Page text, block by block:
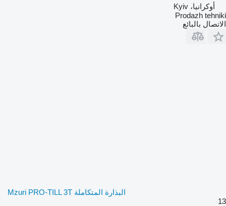
أوكرانيا، Kyiv
Prodazh tehniki
الاتصال بالبائع
البذارة المتكاملة Mzuri PRO-TILL 3T
13